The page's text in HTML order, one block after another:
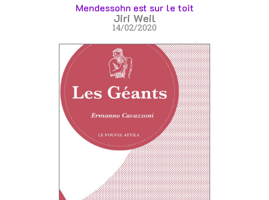
Mendessohn est sur le toit
Jiri Weil
14/02/2020